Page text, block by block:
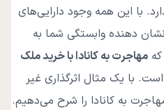
با این همه وجود دارایی‌های
دهنده وابستگی شما به
مهاجرت به کانادا با خرید ملک
با یک مثال اثرگذاری غیر
به کانادا را شرح می‌دهیم.